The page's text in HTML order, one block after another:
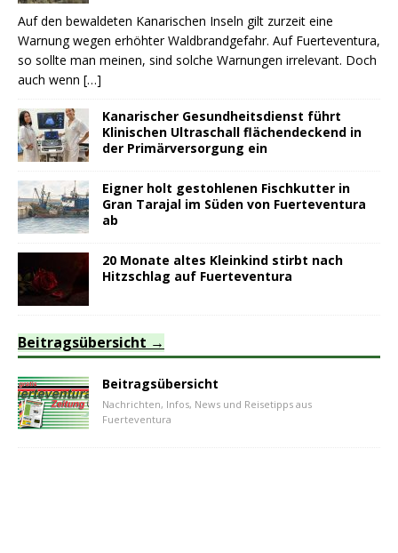
Auf den bewaldeten Kanarischen Inseln gilt zurzeit eine
Warnung wegen erhöhter Waldbrandgefahr. Auf Fuerteventura,
so sollte man meinen, sind solche Warnungen irrelevant. Doch
auch wenn […]
Kanarischer Gesundheitsdienst führt
Klinischen Ultraschall flächendeckend in
der Primärversorgung ein
Eigner holt gestohlenen Fischkutter in
Gran Tarajal im Süden von Fuerteventura
ab
20 Monate altes Kleinkind stirbt nach
Hitzschlag auf Fuerteventura
Beitragsübersicht
Beitragsübersicht
Nachrichten, Infos, News und Reisetipps aus
Fuerteventura